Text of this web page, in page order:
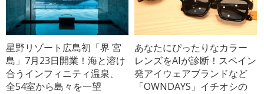
星野リゾート広島初「界 宮
島」7月23日開業！海と溶け
合うインフィニティ温泉、
全54室から島々を一望
あなたにぴったりなカラー
レンズをAIが診断！スペイン
発アイウェアブランドなど
「OWNDAYS」イチオシの